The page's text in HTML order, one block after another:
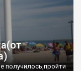
получилось,пройти